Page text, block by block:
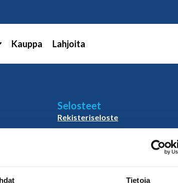
Tietoja
Kauppa Lahjoita
Selosteet
Rekisteriseloste
Yhdenvertaisuus ja
Rahankeräyslupa